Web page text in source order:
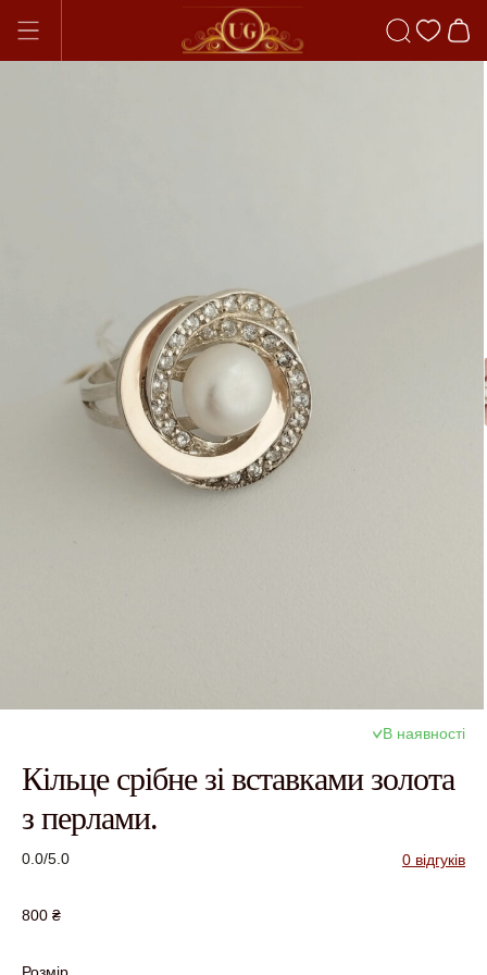
В наявності
Кільце срібне зі вставками золота
з перлами.
0.0/5.0 0 відгуків
800 ₴
Розмір